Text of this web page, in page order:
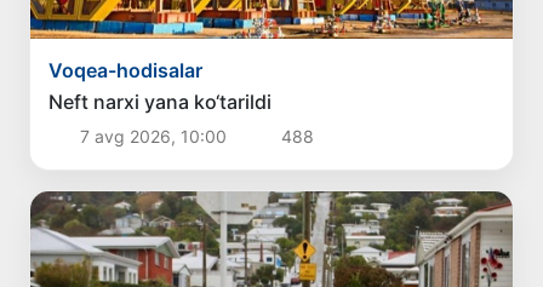
Voqea-hodisalar
Neft narxi yana ko‘tarildi
7 avg 2026, 10:00 488